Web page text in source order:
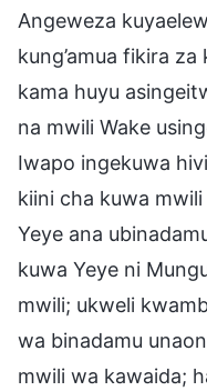
Angeweza
kung’amua fikira
kama huyu
na mwili Wake
Iwapo ingekuwa
kiini cha kuwa
Yeye ana
kuwa Yeye ni
mwili; ukweli
wa binadamu
mwili wa kawaida;